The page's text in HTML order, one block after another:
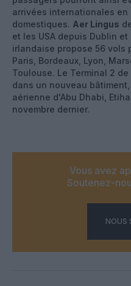
arrivées internationales
domestiques. Aer Lingus
et les USA depuis Dublin
irlandaise propose 56 vols
Paris, Bordeaux, Lyon,
Toulouse. Le Terminal 2
dans un nouveau
aérienne d'Abu Dhabi,
novembre dernier.
Vous avez
Soutenez-
NOUS